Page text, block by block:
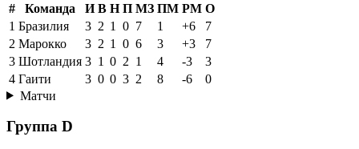
# Команда И В Н П МЗ ПМ РМ О
1 Бразилия 3 2 1 0 7 1 +6
7
2 Марокко 3 2 1 0 6 3 +3
7
3 Шотландия 3 1 0 2 1 4 -3
3
4 Гаити 3 0 0 3 2 8 -6
0
Матчи
Группа D